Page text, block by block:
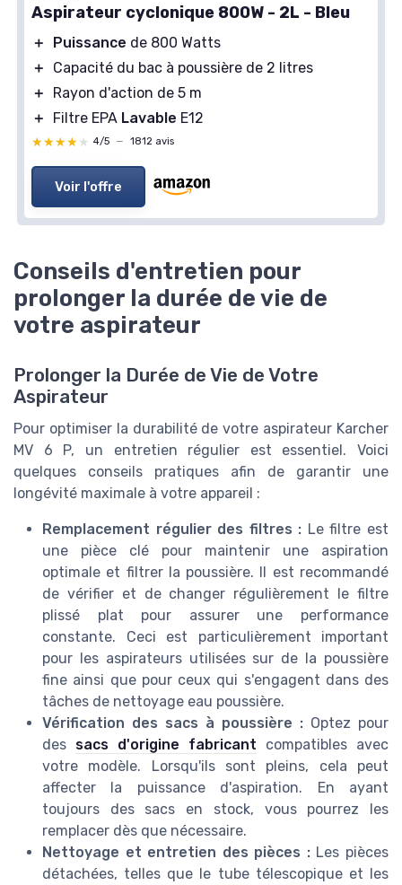
Aspirateur cyclonique 800W - 2L - Bleu
＋ Puissance de 800 Watts
＋
Capacité du bac à poussière de 2 litres
＋
Rayon d'action de 5 m
＋
Filtre EPA Lavable E12
★★★★★
★★★★★ 4/5 — 1812 avis
Voir l'offre
Conseils d'entretien pour
prolonger la durée de vie de
votre aspirateur
Prolonger la Durée de Vie de Votre
Aspirateur
Pour optimiser la durabilité de votre aspirateur Karcher
MV 6 P, un entretien régulier est essentiel. Voici
quelques conseils pratiques afin de garantir une
longévité maximale à votre appareil :
Remplacement régulier des filtres : Le filtre est
une pièce clé pour maintenir une aspiration
optimale et filtrer la poussière. Il est recommandé
de vérifier et de changer régulièrement le filtre
plissé plat pour assurer une performance
constante. Ceci est particulièrement important
pour les aspirateurs utilisées sur de la poussière
fine ainsi que pour ceux qui s'engagent dans des
tâches de nettoyage eau poussière.
Vérification des sacs à poussière : Optez pour
des sacs d'origine fabricant compatibles avec
votre modèle. Lorsqu'ils sont pleins, cela peut
affecter la puissance d'aspiration. En ayant
toujours des sacs en stock, vous pourrez les
remplacer dès que nécessaire.
Nettoyage et entretien des pièces :Les pièces
détachées, telles que le tube télescopique et les